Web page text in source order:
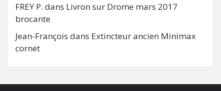
FREY P. dans Livron sur Drome mars 2017
brocante
Jean-François dans Extincteur ancien Minimax
cornet